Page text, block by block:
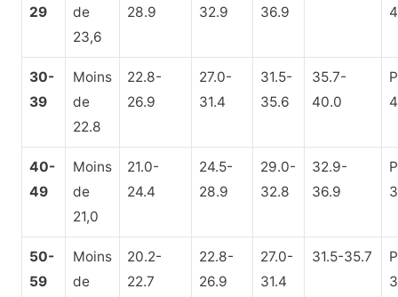
29
de
23,6
28.9
32.9
36.9
30-
39
Moins
de
22.8
22.8-
26.9
27.0-
31.4
31.5-
35.6
35.7-
40.0
40-
49
Moins
de
21,0
21.0-
24.4
24.5-
28.9
29.0-
32.8
32.9-
36.9
50-
59
Moins
de
20.2-
22.7
22.8-
26.9
27.0-
31.4
31.5-35.7